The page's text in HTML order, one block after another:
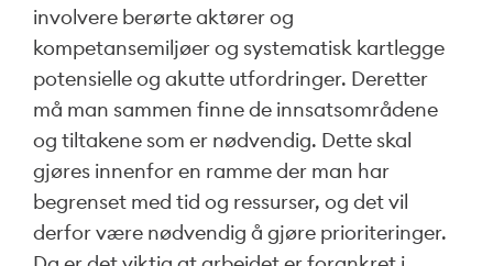
involvere berørte aktører og
kompetansemiljøer og systematisk kartlegge
potensielle og akutte utfordringer. Deretter
må man sammen finne de innsatsområdene
og tiltakene som er nødvendig. Dette skal
gjøres innenfor en ramme der man har
begrenset med tid og ressurser, og det vil
derfor være nødvendig å gjøre prioriteringer.